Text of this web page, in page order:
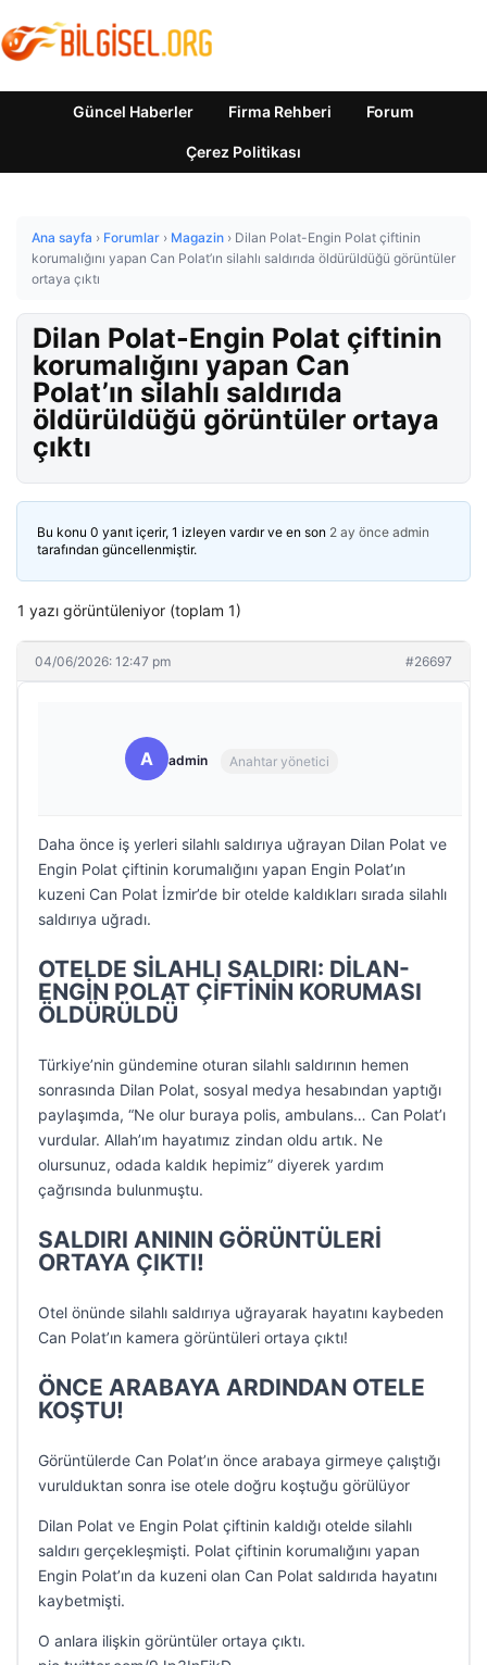
Güncel Haberler Firma Rehberi Forum
Çerez Politikası
Ana sayfa › Forumlar › Magazin › Dilan Polat-Engin Polat çiftinin
korumalığını yapan Can Polat’ın silahlı saldırıda öldürüldüğü görüntüler
ortaya çıktı
Dilan Polat-Engin Polat çiftinin
korumalığını yapan Can
Polat’ın silahlı saldırıda
öldürüldüğü görüntüler ortaya
çıktı
Bu konu 0 yanıt içerir, 1 izleyen vardır ve en son 2 ay önce admin
tarafından güncellenmiştir.
1 yazı görüntüleniyor (toplam 1)
04/06/2026: 12:47 pm #26697
A admin Anahtar yönetici
Daha önce iş yerleri silahlı saldırıya uğrayan Dilan Polat ve
Engin Polat çiftinin korumalığını yapan Engin Polat’ın
kuzeni Can Polat İzmir’de bir otelde kaldıkları sırada silahlı
saldırıya uğradı.
OTELDE SİLAHLI SALDIRI: DİLAN-
ENGİN POLAT ÇİFTİNİN KORUMASI
ÖLDÜRÜLDÜ
Türkiye’nin gündemine oturan silahlı saldırının hemen
sonrasında Dilan Polat, sosyal medya hesabından yaptığı
paylaşımda, “Ne olur buraya polis, ambulans… Can Polat’ı
vurdular. Allah’ım hayatımız zindan oldu artık. Ne
olursunuz, odada kaldık hepimiz” diyerek yardım
çağrısında bulunmuştu.
SALDIRI ANININ GÖRÜNTÜLERİ
ORTAYA ÇIKTI!
Otel önünde silahlı saldırıya uğrayarak hayatını kaybeden
Can Polat’ın kamera görüntüleri ortaya çıktı!
ÖNCE ARABAYA ARDINDAN OTELE
KOŞTU!
Görüntülerde Can Polat’ın önce arabaya girmeye çalıştığı
vurulduktan sonra ise otele doğru koştuğu görülüyor
Dilan Polat ve Engin Polat çiftinin kaldığı otelde silahlı
saldırı gerçekleşmişti. Polat çiftinin korumalığını yapan
Engin Polat’ın da kuzeni olan Can Polat saldırıda hayatını
kaybetmişti.
O anlara ilişkin görüntüler ortaya çıktı.